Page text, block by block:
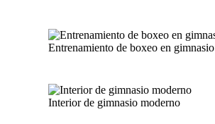
Entrenamiento de boxeo en gimnasio
Interior de gimnasio moderno